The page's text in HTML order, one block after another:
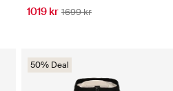
1019 kr 1699 kr
50% Deal